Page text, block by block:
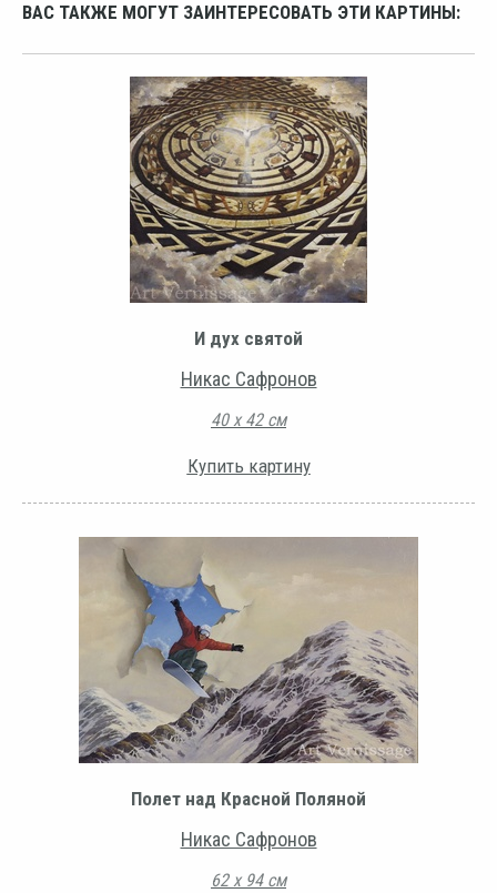
ВАС ТАКЖЕ МОГУТ ЗАИНТЕРЕСОВАТЬ ЭТИ КАРТИНЫ:
И дух святой
Никас Сафронов
40 х 42 см
Купить картину
Полет над Красной Поляной
Никас Сафронов
62 х 94 см